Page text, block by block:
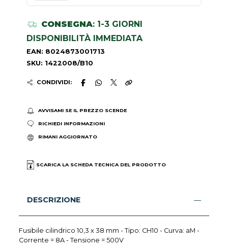
CONSEGNA: 1-3 GIORNI
DISPONIBILITÀ IMMEDIATA
EAN: 8024873001713
SKU: 1422008/B10
CONDIVIDI:
AVVISAMI SE IL PREZZO SCENDE
RICHIEDI INFORMAZIONI
RIMANI AGGIORNATO
SCARICA LA SCHEDA TECNICA DEL PRODOTTO
DESCRIZIONE
Fusibile cilindrico 10,3 x 38 mm - Tipo: CH10 - Curva: aM -
Corrente = 8A - Tensione = 500V